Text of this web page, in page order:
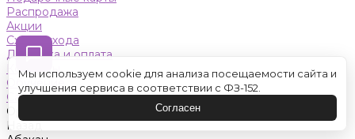
Распродажа
Акции
Схемы ухода
Доставка и оплата
Контакты
Обучение
Салон красоты
Оренбург
Назад
Мы используем cookie для анализа посещаемости сайта и
улучшения сервиса в соответствии с ФЗ-152.
Согласен